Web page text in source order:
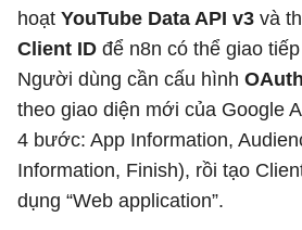
hoạt YouTube Data API v3 và
Client ID để n8n có thể giao
Người dùng cần cấu hình
theo giao diện mới của Google
4 bước: App Information,
Information, Finish), rồi tạo
dụng “Web application”.